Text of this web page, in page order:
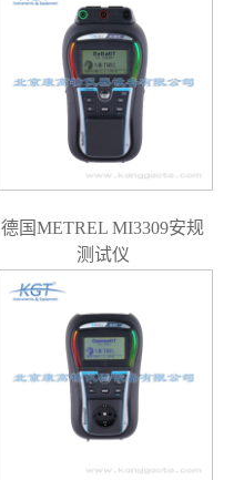
德国METREL MI3309安规
测试仪